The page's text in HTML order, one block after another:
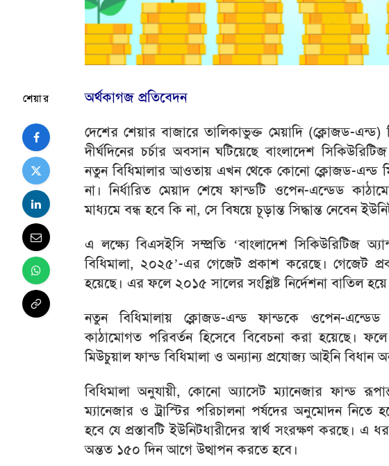
শেয়ার
অর্থকাগজ প্রতিবেদন
দেশের শেয়ার বাজারে তালিকাভুক্ত মেয়াদি (ক্লোজড-
দীর্ঘদিনের চর্চার অবসান ঘটিয়েছে বাংলাদেশ
নতুন বিধিমালার আওতায় এখন থেকে কোনো ক্লোজড-এন্ড
না। নির্ধারিত মেয়াদ শেষে ফান্ডটি ওপেন-এন্ডেড
মাধ্যমে বন্ধ হবে কি না, সে বিষয়ে চূড়ান্ত সিদ্ধান্ত নেবেন
এ লক্ষ্যে বিএসইসি সম্প্রতি ‘বাংলাদেশ সিকিউরিটিজ
বিধিমালা, ২০২৫’-এর গেজেট প্রকাশ করেছে। গেজেট
হয়েছে। এর ফলে ২০১৫ সালের সংশ্লিষ্ট নির্দেশনা বাতিল
নতুন বিধিমালায় ক্লোজড-এন্ড ফান্ডকে ওপেন-
কাঠামোগত পরিবর্তন হিসেবে বিবেচনা করা হয়েছে।
মিউচুয়াল ফান্ড বিধিমালা ও অন্যান্য প্রযোজ্য আইনি বিধান
বিধিমালা অনুযায়ী, কোনো অ্যাসেট ম্যানেজার ফান্ড
ম্যানেজার ও ট্রাস্টির পরিচালনা পর্ষদের অনুমোদন নিতে
হবে যে প্রস্তাবটি ইউনিটধারীদের স্বার্থ সংরক্ষণ করছে। এ
অন্তত ১৫০ দিন আগে উত্থাপন করতে হবে।